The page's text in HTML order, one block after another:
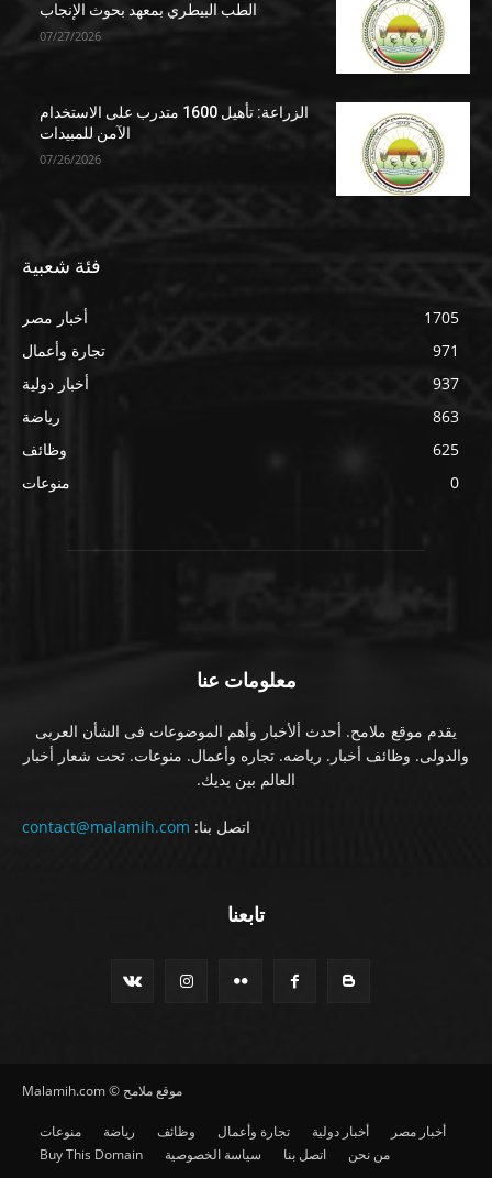
الطب البيطري بمعهد بحوث الإنجاب
07/27/2026
الزراعة: تأهيل 1600 متدرب على الاستخدام
الآمن للمبيدات
07/26/2026
فئة شعبية
أخبار مصر
1705
تجارة وأعمال
971
أخبار دولية
937
رياضة
863
وظائف
625
منوعات
0
معلومات عنا
يقدم موقع ملامح. أحدث ألأخبار وأهم الموضوعات فى الشأن العربى
والدولى. وظائف أخبار. رياضه. تجاره وأعمال. منوعات. تحت شعار أخبار
العالم بين يديك.
اتصل بنا: contact@malamih.com
تابعنا
موقع ملامح © Malamih.com
أخبار مصر أخبار دولية تجارة وأعمال وظائف رياضة
منوعات
من نحن
اتصل بنا سياسة الخصوصية Buy This Domain